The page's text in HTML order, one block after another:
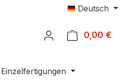
Deutsch
0,00 €
Einzelfertigungen